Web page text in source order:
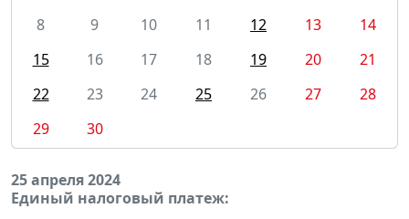
8
9 10 11 12 13
14
15
16 17 18 19 20
21
22
23 24 25 26 27
28
29
30
25 апреля 2024
Единый налоговый платеж: